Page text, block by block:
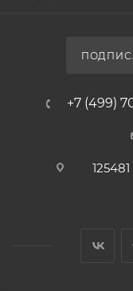
+7 (499)